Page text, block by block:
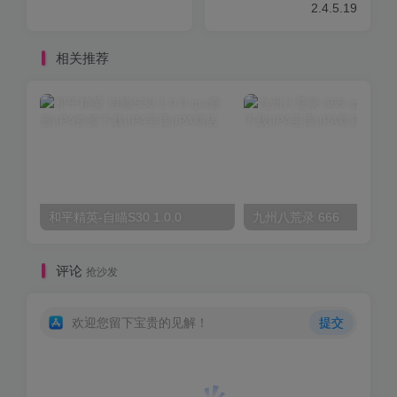
2.4.5.19
相关推荐
和平精英-自瞄S30 1.0.0 九州八荒录 666
评论 抢沙发
欢迎您留下宝贵的见解！ 提交